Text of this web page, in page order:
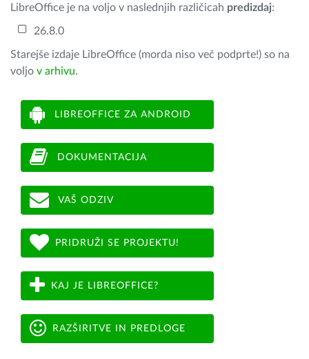
LibreOffice je na voljo v naslednjih različicah predizdaj:
26.8.0
Starejše izdaje LibreOffice (morda niso več podprte!) so na
voljo v arhivu.
LIBREOFFICE ZA ANDROID
DOKUMENTACIJA
VAŠ ODZIV
PRIDRUŽI SE PROJEKTU!
KAJ JE LIBREOFFICE?
RAZŠIRITVE IN PREDLOGE